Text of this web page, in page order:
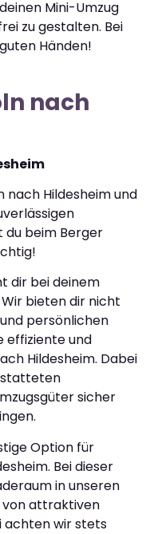
Mini-Umzug
zu gestalten. Bei
Händen!
nach
nach Hildesheim und
du beim Berger
dir bei deinem
bieten dir nicht
persönlichen
effiziente und
Hildesheim. Dabei
sicher
Option für
Bei dieser
in unseren
von attraktiven
achten wir stets